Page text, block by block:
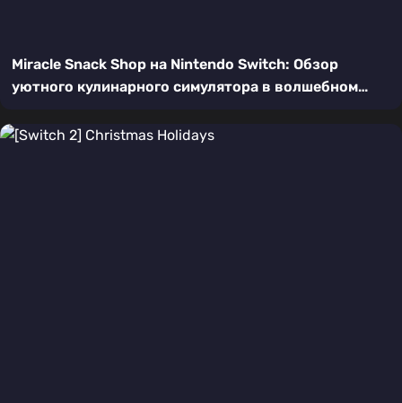
Miracle Snack Shop на Nintendo Switch: Обзор
уютного кулинарного симулятора в волшебном